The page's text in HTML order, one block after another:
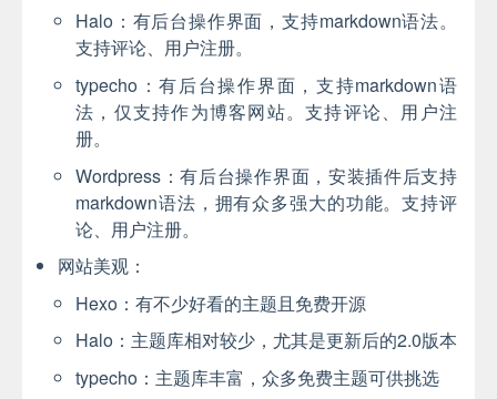
Halo：有后台操作界面，支持markdown语法。
支持评论、用户注册。
typecho：有后台操作界面，支持markdown语
法，仅支持作为博客网站。支持评论、用户注
册。
Wordpress：有后台操作界面，安装插件后支持
markdown语法，拥有众多强大的功能。支持评
论、用户注册。
网站美观：
Hexo：有不少好看的主题且免费开源
Halo：主题库相对较少，尤其是更新后的2.0版本
typecho：主题库丰富，众多免费主题可供挑选